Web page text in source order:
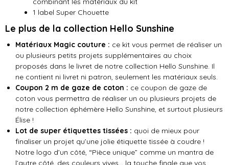
1 label Super Chouette
Le plus de la collection Hello Sunshine
Matériaux Magic couture : ce kit vous permet de réaliser un
ou plusieurs petits projets supplémentaires au choix
proposés dans le livret de notre collection Hello Sunshine. Il
ne contient ni livret ni patron, seulement les matériaux seuls.
Coupon 2 m de gaze de coton : ce coupon de gaze de
coton vous permettra de réaliser un ou plusieurs projets de
notre collection éphémère Hello Sunshine, et surtout plusieurs
Élise !
Lot de super étiquettes tissées : quoi de mieux pour
finaliser un projet qu’une jolie étiquette tissée à coudre !
Notre logo d’un côté, “Pièce unique” comme un mantra de
l’autre côté, des couleurs vives… la touche finale que vos